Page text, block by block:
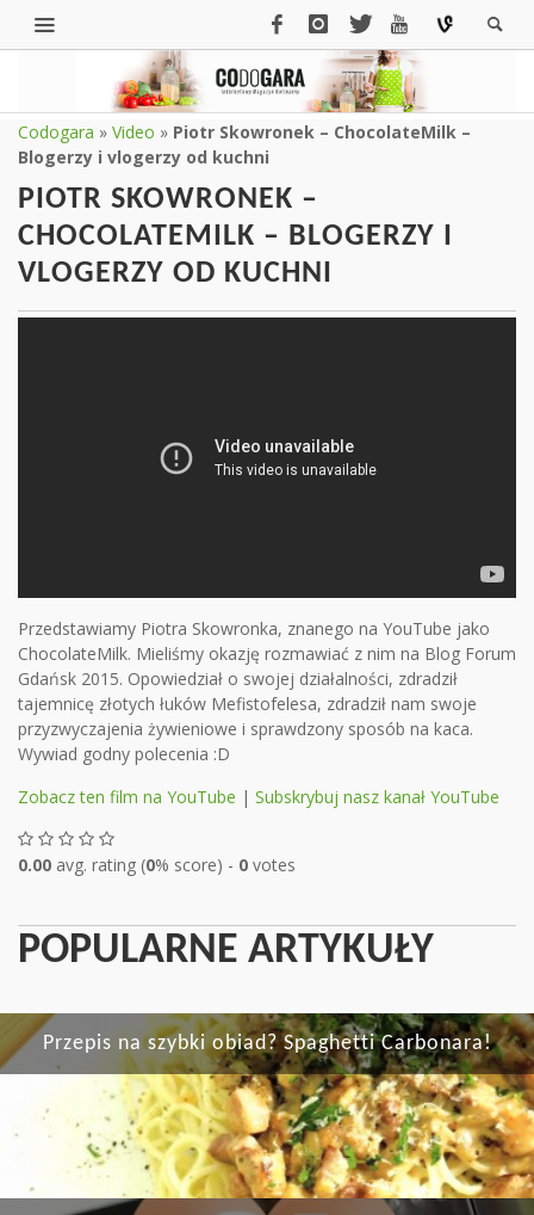
Codogara » Video » Piotr Skowronek – ChocolateMilk –
Blogerzy i vlogerzy od kuchni
PIOTR SKOWRONEK –
CHOCOLATEMILK – BLOGERZY I
VLOGERZY OD KUCHNI
Przedstawiamy Piotra Skowronka, znanego na YouTube jako
ChocolateMilk. Mieliśmy okazję rozmawiać z nim na Blog Forum
Gdańsk 2015. Opowiedział o swojej działalności, zdradził
tajemnicę złotych łuków Mefistofelesa, zdradził nam swoje
przyzwyczajenia żywieniowe i sprawdzony sposób na kaca.
Wywiad godny polecenia :D
Zobacz ten film na YouTube | Subskrybuj nasz kanał YouTube
0.00 avg. rating (0% score) - 0 votes
POPULARNE ARTYKUŁY
Przepis na szybki obiad? Spaghetti Carbonara!